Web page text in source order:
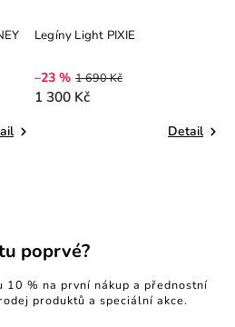
Legíny Light PIXIE
–23 % 1 690 Kč
1 300 Kč
Detail
poprvé?
10 % na první nákup a přednostní
produktů a speciální akce.